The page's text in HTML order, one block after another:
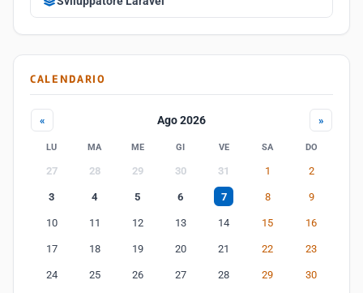
CALENDARIO
« Ago 2026 »
LU MA ME GI VE SA DO
27 28 29 30 31 1 2
3 4 5 6 7 8 9
10 11 12 13 14 15 16
17 18 19 20 21 22 23
24 25 26 27 28 29 30